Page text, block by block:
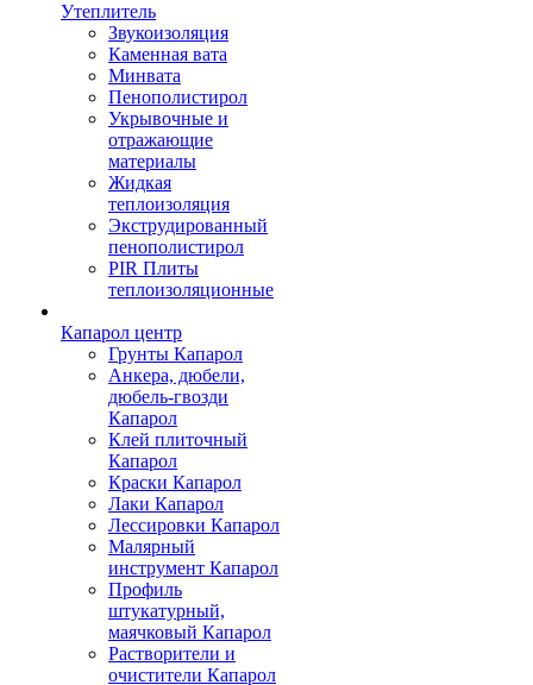
Утеплитель
Звукоизоляция
Каменная вата
Минвата
Пенополистирол
Укрывочные и
отражающие
материалы
Жидкая
теплоизоляция
Экструдированный
пенополистирол
PIR Плиты
теплоизоляционные
Капарол центр
Грунты Капарол
Анкера, дюбели,
дюбель-гвозди
Капарол
Клей плиточный
Капарол
Краски Капарол
Лаки Капарол
Лессировки Капарол
Малярный
инструмент Капарол
Профиль
штукатурный,
маячковый Капарол
Растворители и
очистители Капарол